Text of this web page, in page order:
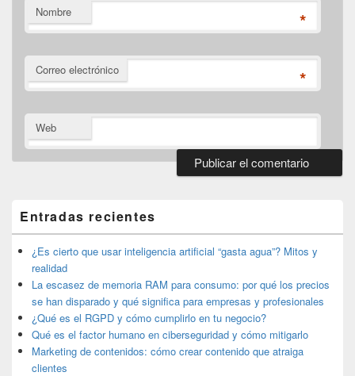
Nombre *
Correo electrónico *
Web
widget
barra
lateral
primaria
Entradas recientes
¿Es cierto que usar inteligencia artificial “gasta agua”? Mitos y
realidad
La escasez de memoria RAM para consumo: por qué los precios
se han disparado y qué significa para empresas y profesionales
¿Qué es el RGPD y cómo cumplirlo en tu negocio?
Qué es el factor humano en ciberseguridad y cómo mitigarlo
Marketing de contenidos: cómo crear contenido que atraiga
clientes